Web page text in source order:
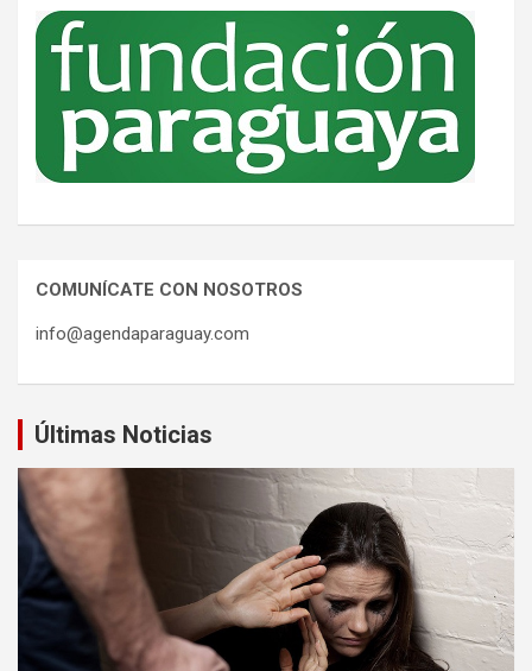
COMUNÍCATE CON NOSOTROS
info@agendaparaguay.com
Últimas Noticias